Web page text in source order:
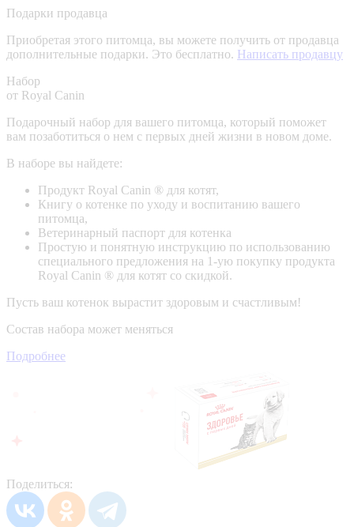
Подарки продавца
Приобретая этого питомца, вы можете получить от продавца
дополнительные подарки. Это бесплатно. Написать продавцу
Набор
от Royal Canin
Подарочный набор для вашего питомца, который поможет
вам позаботиться о нем с первых дней жизни в новом доме.
В наборе вы найдете:
Продукт Royal Canin ® для котят,
Книгу о котенке по уходу и воспитанию вашего
питомца,
Ветеринарный паспорт для котенка
Простую и понятную инструкцию по использованию
специального предложения на 1-ую покупку продукта
Royal Canin ® для котят со скидкой.
Пусть ваш котенок вырастит здоровым и счастливым!
Состав набора может меняться
Подробнее
Поделиться: